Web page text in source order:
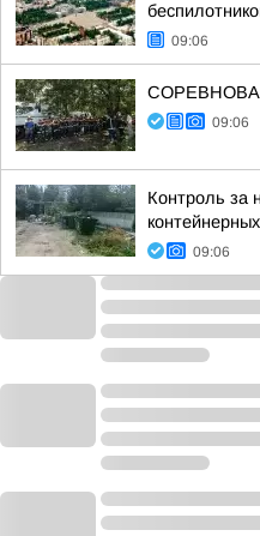
09:06
09:06
Контроль за
09:06